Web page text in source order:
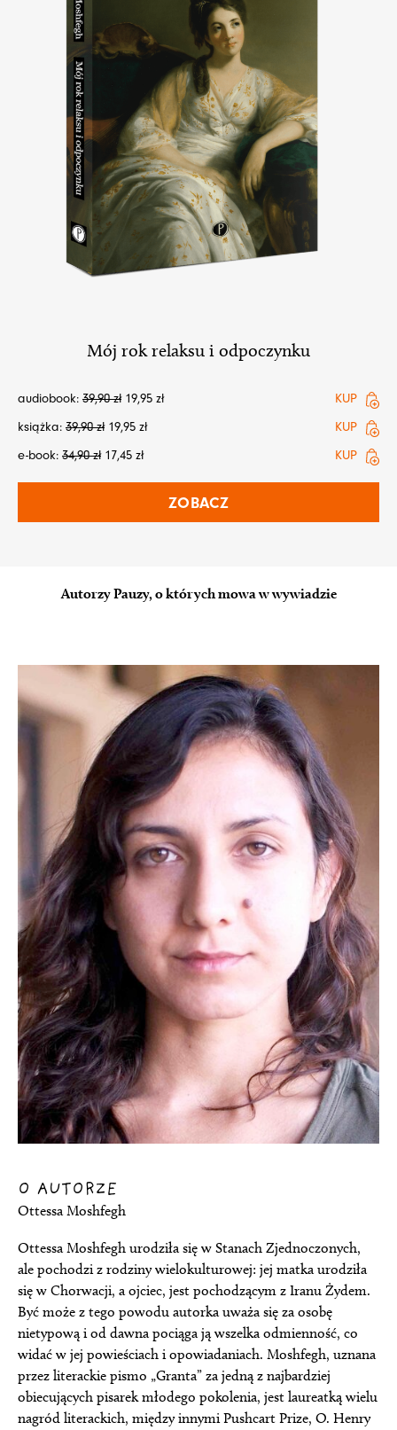
Mój rok relaksu i odpoczynku
audiobook: 39,90zł 19,95 zł
KUP
książka: 39,90zł 19,95 zł
KUP
e-book: 34,90zł 17,45 zł KUP
ZOBACZ
Autorzy Pauzy, o których mowa w wywiadzie
O AUTORZE
Ottessa Moshfegh
Ottessa Moshfegh urodziła się w Stanach Zjednoczonych,
ale pochodzi z rodziny wielokulturowej: jej matka urodziła
się w Chorwacji, a ojciec, jest pochodzącym z Iranu Żydem.
Być może z tego powodu autorka uważa się za osobę
nietypową i od dawna pociąga ją wszelka odmienność, co
widać w jej powieściach i opowiadaniach. Moshfegh, uznana
przez literackie pismo „Granta” za jedną z najbardziej
obiecujących pisarek młodego pokolenia, jest laureatką wielu
nagród literackich, między innymi Pushcart Prize, O. Henry